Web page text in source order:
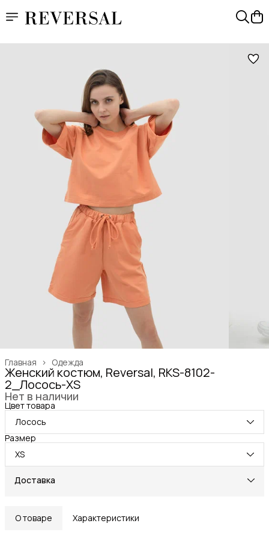
Одежда
Главная ›
Женский костюм, Reversal, RKS-8102-
2_Лосось-XS
Нет в наличии
Цвет товара
Лосось
Размер
XS
Доставка
О товаре Характеристики